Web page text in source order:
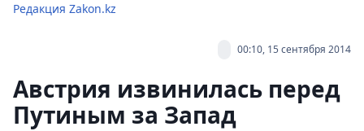
Редакция Zakon.kz
00:10, 15 сентября 2014
Австрия извинилась перед
Путиным за Запад